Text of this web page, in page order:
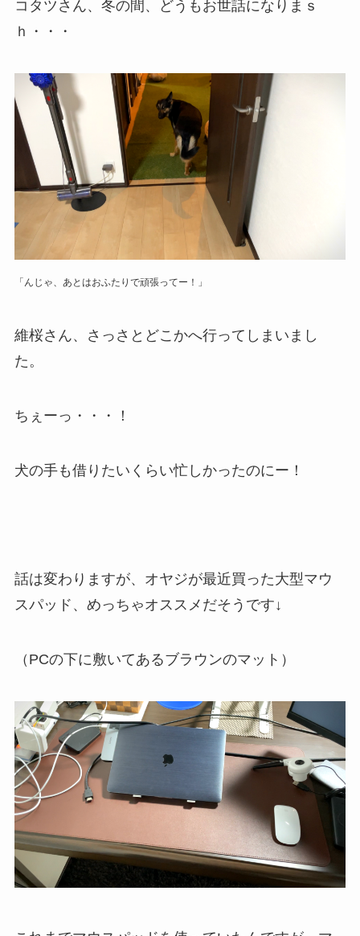
コタツさん、冬の間、どうもお世話になりまｓ
ｈ・・・
「んじゃ、あとはおふたりで頑張ってー！」
維桜さん、さっさとどこかへ行ってしまいまし
た。
ちぇーっ・・・！
犬の手も借りたいくらい忙しかったのにー！
話は変わりますが、オヤジが最近買った大型マウ
スパッド、めっちゃオススメだそうです↓
（PCの下に敷いてあるブラウンのマット）